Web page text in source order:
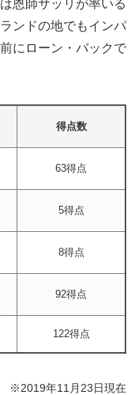
恩師サッリが率いる
ンドの地でもインパ
にローン・バックで
得点数
63得点
5得点
8得点
92得点
122得点
※2019年11月23日現在